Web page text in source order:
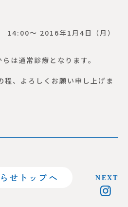
14:00～ 2016年1月4日（月）
は通常診療となります。
程、よろしくお願い申し上げま
せトップへ NEXT